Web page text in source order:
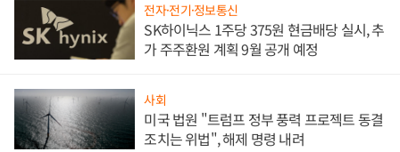
전자·전기·정보통신
SK하이닉스 1주당 375원 현금배당 실시, 추
가 주주환원 계획 9월 공개 예정
사회
미국 법원 "트럼프 정부 풍력 프로젝트 동결
조치는 위법", 해제 명령 내려